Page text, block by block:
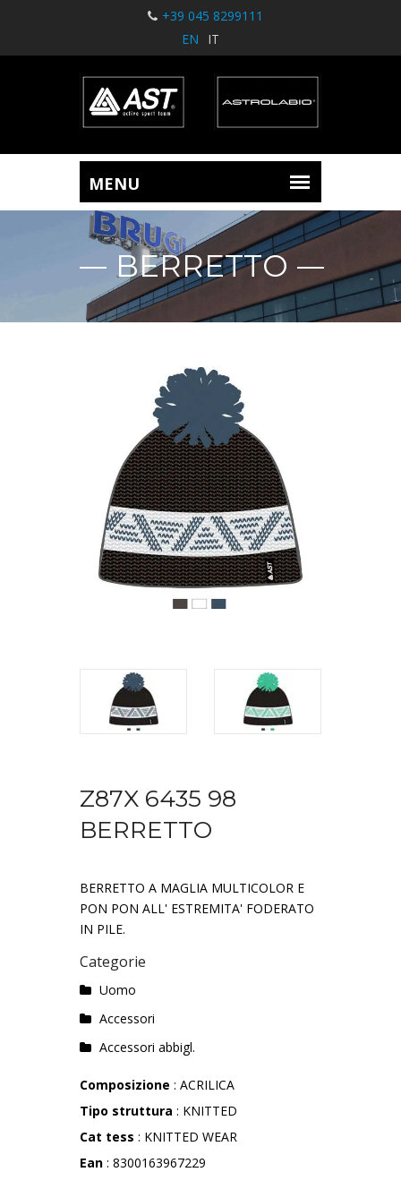
+39 045 8299111
EN
IT
BERRETTO
Z87X 6435 98
BERRETTO
BERRETTO A MAGLIA MULTICOLOR E
PON PON ALL' ESTREMITA' FODERATO
IN PILE.
Categorie
Uomo
Accessori
Accessori abbigl.
Composizione : ACRILICA
Tipo struttura : KNITTED
Cat tess : KNITTED WEAR
Ean : 8300163967229